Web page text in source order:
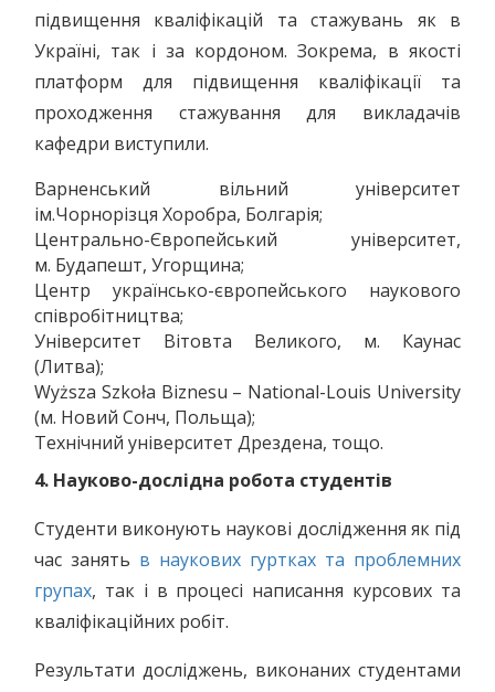
підвищення кваліфікацій та стажувань як в
Україні, так і за кордоном. Зокрема, в якості
платформ для підвищення кваліфікації та
проходження стажування для викладачів
кафедри виступили.
Варненський вільний університет
ім.Чорнорізця Хоробра, Болгарія;
Центрально-Європейський університет,
м. Будапешт, Угорщина;
Центр українсько-європейського наукового
співробітництва;
Університет Вітовта Великого, м. Каунас
(Литва);
Wyższa Szkoła Biznesu – National-Louis University
(м. Новий Сонч, Польща);
Технічний університет Дрездена, тощо.
4. Науково-дослідна робота студентів
Студенти виконують наукові дослідження як під
час занять в наукових гуртках та проблемних
групах, так і в процесі написання курсових та
кваліфікаційних робіт.
Результати досліджень, виконаних студентами